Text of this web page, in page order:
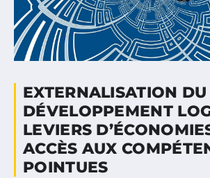
EXTERNALISATION DU
DÉVELOPPEMENT
LEVIERS
ACCÈS AUX
POINTUES